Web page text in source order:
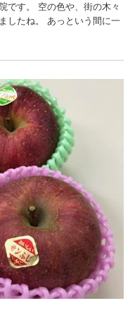
です。 空の色や、街の木々
したね。 あっという間に一